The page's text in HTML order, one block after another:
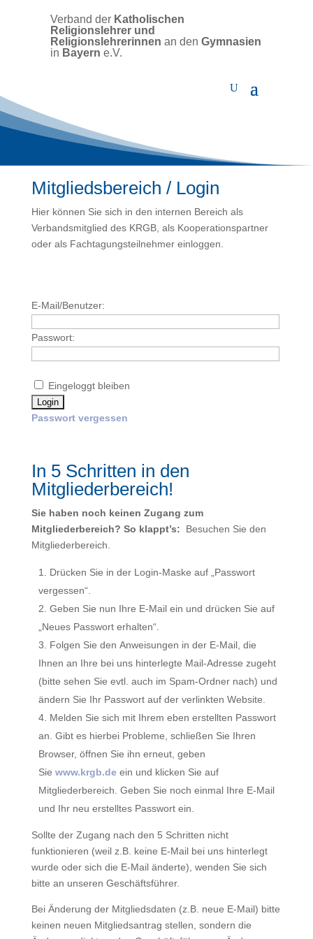
Verband der Katholischen
Religionslehrer und
Religionslehrerinnen an den Gymnasien
in Bayern e.V.
Mitgliedsbereich / Login
Hier können Sie sich in den internen Bereich als
Verbandsmitglied des KRGB, als Kooperationspartner
oder als Fachtagungsteilnehmer einloggen.
E-Mail/Benutzer:
Passwort:
Eingeloggt bleiben
Passwort vergessen
In 5 Schritten in den
Mitgliederbereich!
Sie haben noch keinen Zugang zum
Mitgliederbereich? So klappt’s: Besuchen Sie den
Mitgliederbereich.
Drücken Sie in der Login-Maske auf „Passwort
vergessen“.
Geben Sie nun Ihre E-Mail ein und drücken Sie auf
„Neues Passwort erhalten“.
Folgen Sie den Anweisungen in der E-Mail, die
Ihnen an Ihre bei uns hinterlegte Mail-Adresse zugeht
(bitte sehen Sie evtl. auch im Spam-Ordner nach) und
ändern Sie Ihr Passwort auf der verlinkten Website.
Melden Sie sich mit Ihrem eben erstellten Passwort
an. Gibt es hierbei Probleme, schließen Sie Ihren
Browser, öffnen Sie ihn erneut, geben
Sie www.krgb.de ein und klicken Sie auf
Mitgliederbereich. Geben Sie noch einmal Ihre E-Mail
und Ihr neu erstelltes Passwort ein.
Sollte der Zugang nach den 5 Schritten nicht
funktionieren (weil z.B. keine E-Mail bei uns hinterlegt
wurde oder sich die E-Mail änderte), wenden Sie sich
bitte an unseren Geschäftsführer.
Bei Änderung der Mitgliedsdaten (z.B. neue E-Mail) bitte
keinen neuen Mitgliedsantrag stellen, sondern die